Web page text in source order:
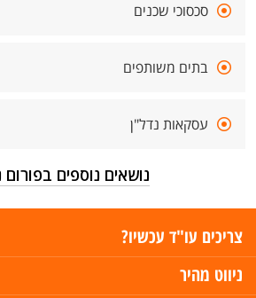
סכסוכי שכנים
בתים משותפים
עסקאות נדל"ן
נושאים נוספים בפורום
צריכים עו"ד עכשיו?
ניווט מהיר